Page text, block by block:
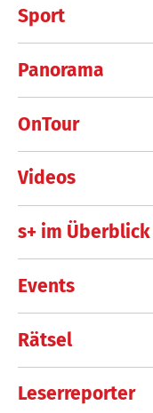
Sport
Panorama
OnTour
Videos
s+ im Überblick
Events
Rätsel
Leserreporter